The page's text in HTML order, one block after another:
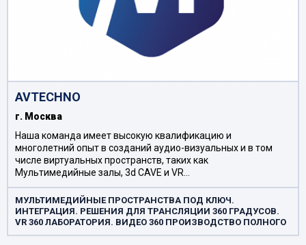
AVTEСHNO
г. Москва
Наша команда имеет высокую квалификацию и
многолетний опыт в созданий аудио-визуальных и в том
числе виртуальных пространств, таких как
Мультимедийные залы, 3d CAVE и VR…
МУЛЬТИМЕДИЙНЫЕ ПРОСТРАНСТВА ПОД КЛЮЧ.
ИНТЕГРАЦИЯ. РЕШЕНИЯ ДЛЯ ТРАНСЛЯЦИИ 360 ГРАДУСОВ.
VR 360 ЛАБОРАТОРИЯ. ВИДЕО 360 ПРОИЗВОДСТВО ПОЛНОГО
ЦИКЛА. ВИРТУАЛЬНЫЕ СИМУЛЯТОРЫ. ДОПОЛНЕННАЯ